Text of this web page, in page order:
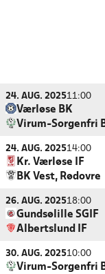
24. AUG. 202511:00
Værløse BK
Virum-Sorgenfri
24. AUG. 202514:00
Kr. Værløse IF
BK Vest, Rødovre
26. AUG. 202518:00
Gundsølille SGIF
Albertslund IF
30. AUG. 202510:00
Virum-Sorgenfri